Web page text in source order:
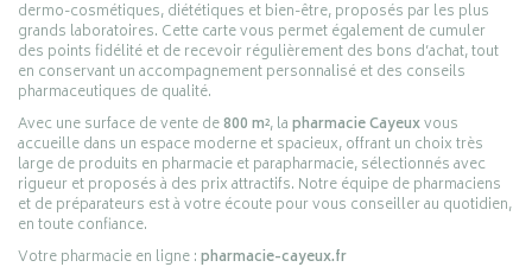
dermo-cosmétiques, diététiques et bien-être, proposés par les plus
grands laboratoires. Cette carte vous permet également de cumuler
des points fidélité et de recevoir régulièrement des bons d’achat, tout
en conservant un accompagnement personnalisé et des conseils
pharmaceutiques de qualité.
Avec une surface de vente de800 m², lapharmacie Cayeuxvous
accueille dans un espace moderne et spacieux, offrant un choix très
large de produits en pharmacie et parapharmacie, sélectionnés avec
rigueur et proposés à des prix attractifs. Notre équipe de pharmaciens
et de préparateurs est à votre écoute pour vous conseiller au quotidien,
en toute confiance.
Votre pharmacie en ligne :pharmacie-cayeux.fr